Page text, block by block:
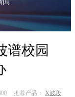
闻
谱校园
推荐产品： X波段